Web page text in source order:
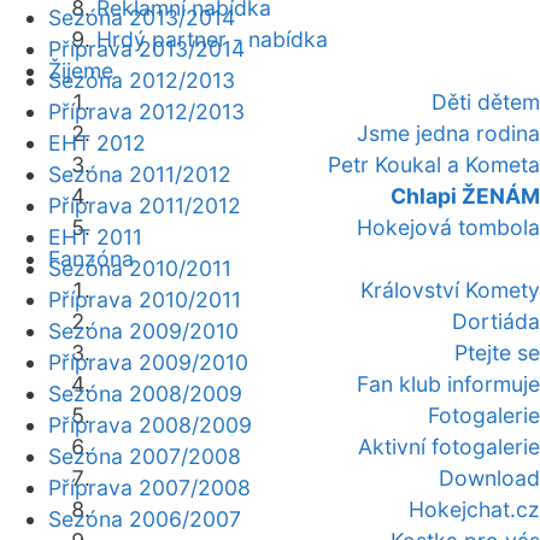
Reklamní nabídka
Hrdý partner - nabídka
Žijeme
Děti dětem
Jsme jedna rodina
Petr Koukal a Kometa
Chlapi ŽENÁM
Hokejová tombola
Fanzóna
Království Komety
Dortiáda
Ptejte se
Fan klub informuje
Fotogalerie
Aktivní fotogalerie
Download
Hokejchat.cz
Sezóna 2013/2014
Příprava 2013/2014
Sezóna 2012/2013
Příprava 2012/2013
EHT 2012
Sezóna 2011/2012
Příprava 2011/2012
EHT 2011
Sezóna 2010/2011
Příprava 2010/2011
Sezóna 2009/2010
Příprava 2009/2010
Sezóna 2008/2009
Příprava 2008/2009
Sezóna 2007/2008
Příprava 2007/2008
Sezóna 2006/2007